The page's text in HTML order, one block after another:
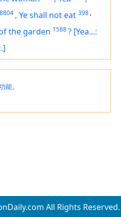
8804 , Ye shall not eat 398 ,
the garden 1588? [Yea...:
能。
All Rights Reserved.